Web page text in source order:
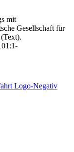
mit
Gesellschaft für